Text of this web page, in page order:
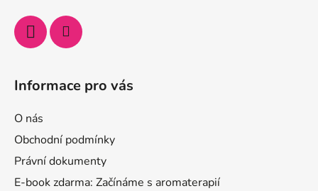
Informace pro vás
O nás
Obchodní podmínky
Právní dokumenty
E-book zdarma: Začínáme s aromaterapií